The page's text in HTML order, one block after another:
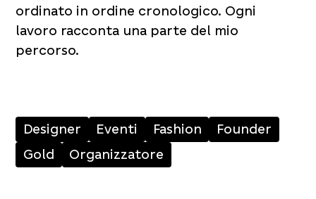
ordinato in ordine cronologico. Ogni
lavoro racconta una parte del mio
percorso.
Designer Eventi Fashion
Founder
Gold
Organizzatore